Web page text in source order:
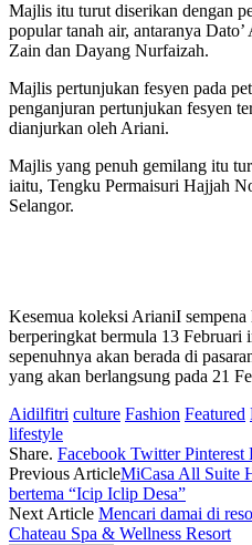
Majlis itu turut diserikan dengan
popular tanah air, antaranya
Zain dan Dayang Nurfaizah.
Majlis pertunjukan fesyen pada
penganjuran pertunjukan fesyen
dianjurkan oleh Ariani.
Majlis yang penuh gemilang itu
iaitu, Tengku Permaisuri Hajjah
Selangor.
Kesemua koleksi ArianiI
berperingkat bermula 13 Februari
sepenuhnya akan berada di
yang akan berlangsung pada 21
Aidilfitri culture Fashion Featured
lifestyle
Share. Facebook Twitter Pinterest
Previous ArticleMiCasa All Suite
bertema “Icip Iclip Desa”
Next Article Mencari damai di
Chateau Spa & Wellness Resort